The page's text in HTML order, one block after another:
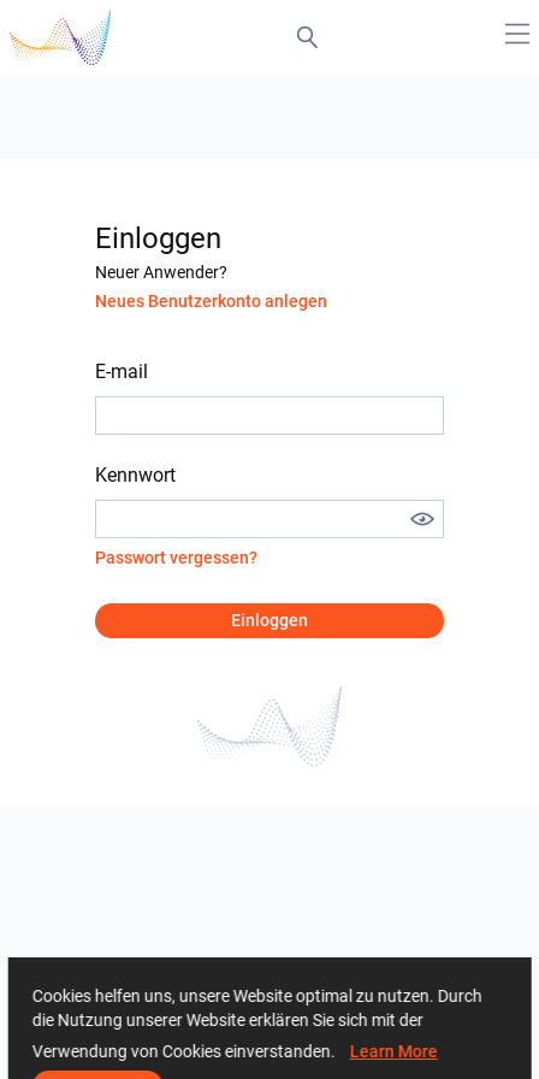
Einloggen
Neuer Anwender?
Neues Benutzerkonto anlegen
E-mail
Kennwort
Passwort vergessen?
Einloggen
Cookies helfen uns, unsere Website optimal zu nutzen. Durch
die Nutzung unserer Website erklären Sie sich mit der
Verwendung von Cookies einverstanden. Learn More